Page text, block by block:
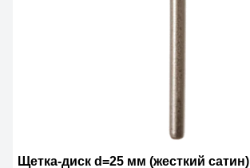
Щетка-диск d=25 мм (жесткий сатин)